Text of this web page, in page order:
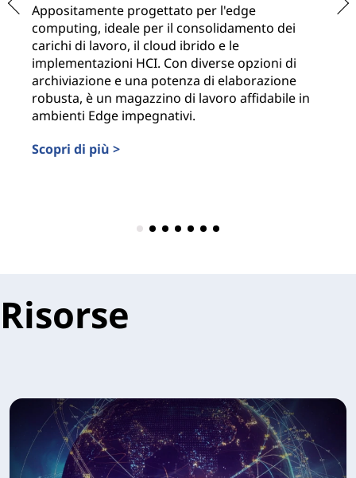
Appositamente progettato per l'edge
computing, ideale per il consolidamento dei
carichi di lavoro, il cloud ibrido e le
implementazioni HCI. Con diverse opzioni di
archiviazione e una potenza di elaborazione
robusta, è un magazzino di lavoro affidabile in
ambienti Edge impegnativi.
Scopri di più >
Risorse